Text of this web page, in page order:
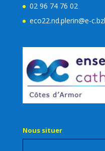
02 96 74 76 02
eco22.nd.plerin@e-
Nous situer